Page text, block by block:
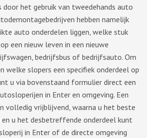
door het gebruik van tweedehands auto
hebben namelijk
auto onderdelen liggen, welke stuk
een nieuw leven in een nieuwe
bedrijfsbus of bedrijfsauto. Om
welke slopers een specifiek onderdeel op
u via bovenstaand formulier direct een
in Enter en omgeving. Een
volledig vrijblijvend, waarna u het beste
en u het desbetreffende onderdeel kunt
in Enter of de directe omgeving